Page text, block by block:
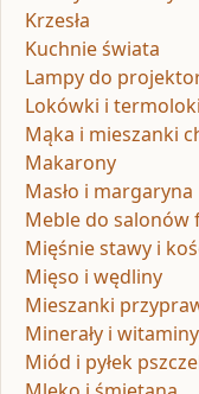
Krzesła
Kuchnie świata
Lampy do
Lokówki i termoloki
Mąka i mieszanki
Makarony
Masło i margaryna
Meble do salonów
Mięśnie stawy i
Mięso i wędliny
Mieszanki
Minerały i witaminy
Miód i pyłek